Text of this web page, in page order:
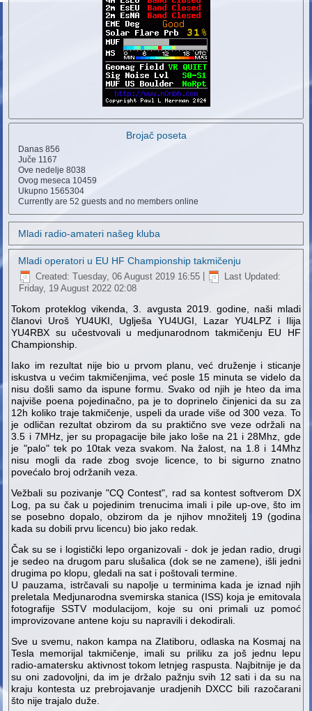
Brojač poseta
Danas856
Juče 1167
Ove nedelje8038
Ovog meseca 10459
Ukupno 1565304
Currently are 52 guests and no members online
Mladi radio-amateri našeg kluba
Mladi operatori u EU HF Championship takmičenju
Created: Tuesday, 06 August 2019 16:55
Last Updated:
Friday, 19 August 2022 02:08
Tokom proteklog vikenda, 3. avgusta 2019. godine, naši mladi
članovi Uroš YU4UKI, Uglješa YU4UGI, Lazar YU4LPZ i Ilija
YU4RBX su učestvovali u medjunarodnom takmičenju EU HF
Championship.
Iako im rezultat nije bio u prvom planu, već druženje i sticanje
iskustva u većim takmičenjima, već posle 15 minuta se videlo da
nisu došli samo da ispune formu. Svako od njih je hteo da ima
najviše poena pojedinačno, pa je to doprinelo činjenici da su za
12h koliko traje takmičenje, uspeli da urade više od 300 veza. To
je odličan rezultat obzirom da su praktično sve veze održali na
3.5 i 7MHz, jer su propagacije bile jako loše na 21 i 28Mhz, gde
je "palo" tek po 10tak veza svakom. Na žalost, na 1.8 i 14Mhz
nisu mogli da rade zbog svoje licence, to bi sigurno znatno
povećalo broj održanih veza.
Vežbali su pozivanje "CQ Contest", rad sa kontest softverom DX
Log, pa su čak u pojedinim trenucima imali i pile up-ove, što im
se posebno dopalo, obzirom da je njihov množitelj 19 (godina
kada su dobili prvu licencu) bio jako redak.
Čak su se i logistički lepo organizovali - dok je jedan radio, drugi
je sedeo na drugom paru slušalica (dok se ne zamene), išli jedni
drugima po klopu, gledali na sat i poštovali termine.
U pauzama, istrčavali su napolje u terminima kada je iznad njih
preletala Medjunarodna svemirska stanica (ISS) koja je emitovala
fotografije SSTV modulacijom, koje su oni primali uz pomoć
improvizovane antene koju su napravili i dekodirali.
Sve u svemu, nakon kampa na Zlatiboru, odlaska na Kosmaj na
Tesla memorijal takmičenje, imali su priliku za još jednu lepu
radio-amatersku aktivnost tokom letnjeg raspusta. Najbitnije je da
su oni zadovoljni, da im je držalo pažnju svih 12 sati i da su na
kraju kontesta uz prebrojavanje uradjenih DXCC bili razočarani
što nije trajalo duže.